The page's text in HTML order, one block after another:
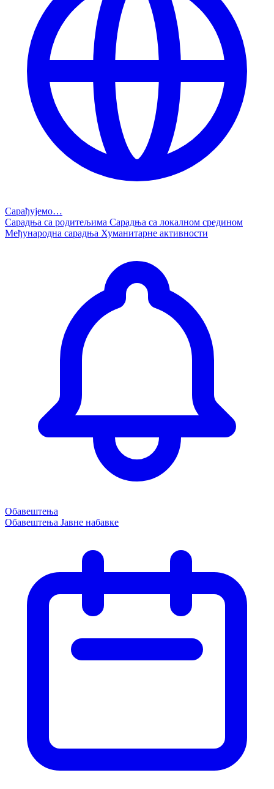
Сарађујемо…
Сарадња са родитељима Сарадња са локалном средином
Међународна сарадња Хуманитарне активности
Обавештења
Обавештења Јавне набавке